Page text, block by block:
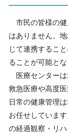
市民の皆様の健
はありません。
じて連携するこ
ることが可能とな
医療センターは
救急医療や高度
日常の健康管理
お任せしていま
の経過観察・リ